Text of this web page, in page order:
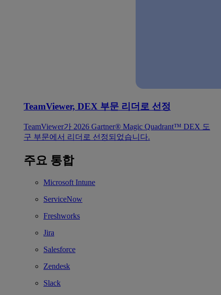
TeamViewer, DEX 부문 리더로 선정
TeamViewer가 2026 Gartner® Magic Quadrant™ DEX 도
구 부문에서 리더로 선정되었습니다.
주요 통합
Microsoft Intune
ServiceNow
Freshworks
Jira
Salesforce
Zendesk
Slack